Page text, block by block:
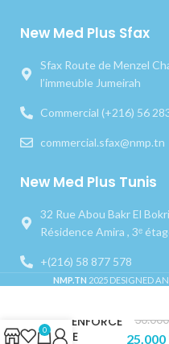
New Med Plus Sfax
Sfax Route de Menzel
l’immeuble Jumeirah
Commercial (+216) 56
commercial.sfax@nmp.tn
New Med Plus Tunis
32 Rue Abou Bakr El
Résidence Amira , 3ᵉ
+(216) 58 877 578
NMP.TN 2025 DESIGNED
CIMENT
RENFORCE
DE
25.000
0